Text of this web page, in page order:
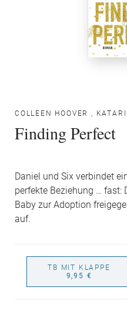
COLLEEN HOOVER ,
Finding Perfect
Daniel und Six verbindet
perfekte Beziehung … fast:
Baby zur Adoption
auf.
TB MIT KLAPPE
9,95 €